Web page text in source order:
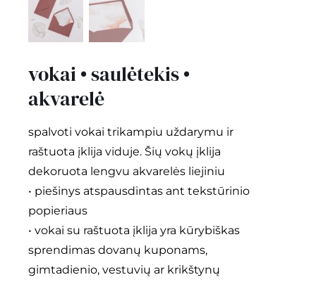
vokai • saulėtekis •
akvarelė
spalvoti vokai trikampiu uždarymu ir
raštuota įklija viduje. Šių vokų įklija
dekoruota lengvu akvarelės liejiniu
• piešinys atspausdintas ant tekstūrinio
popieriaus
• vokai su raštuota įklija yra kūrybiškas
sprendimas dovanų kuponams,
gimtadienio, vestuvių ar krikštynų